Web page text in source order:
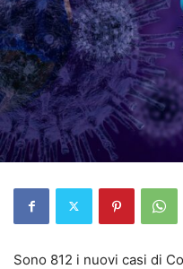
Sono 812 i nuovi casi di